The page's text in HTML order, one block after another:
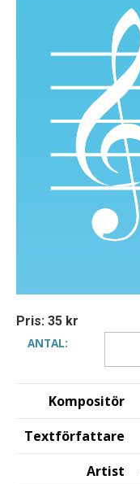
Pris: 35 kr
ANTAL:
Kompositör
Textförfattare
Artist